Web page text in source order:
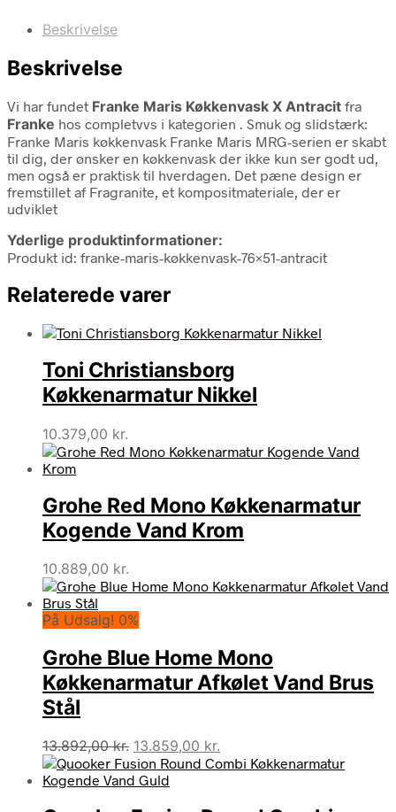
Beskrivelse
Beskrivelse
Vi har fundet Franke Maris Køkkenvask X Antracit fra
Franke hos completvvs i kategorien . Smuk og slidstærk:
Franke Maris køkkenvask Franke Maris MRG-serien er skabt
til dig, der ønsker en køkkenvask der ikke kun ser godt ud,
men også er praktisk til hverdagen. Det pæne design er
fremstillet af Fragranite, et kompositmateriale, der er
udviklet
Yderlige produktinformationer:
Produkt id: franke-maris-køkkenvask-76×51-antracit
Relaterede varer
Toni Christiansborg
Køkkenarmatur Nikkel
10.379,00 kr.
Grohe Red Mono Køkkenarmatur
Kogende Vand Krom
10.889,00 kr.
På Udsalg! 0%
Grohe Blue Home Mono
Køkkenarmatur Afkølet Vand Brus
Stål
13.892,00kr. Den
oprindelige
pris
13.859,00 kr.
aktuelle